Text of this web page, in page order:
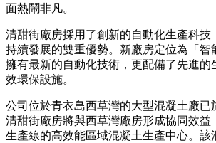
面熱鬧非凡。
清甜街廠房採用了創新的自動化生產科技
持續發展的雙重優勢。新廠房定位為「智
擁有最新的自動化技術，更配備了先進的
效環保設施。
公司位於青衣島西草灣的大型混凝土廠已
清甜街廠房將與西草灣廠房形成協同效益
生產線的高效能區域混凝土生產中心。該